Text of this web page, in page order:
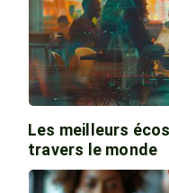
Les meilleurs
travers le monde